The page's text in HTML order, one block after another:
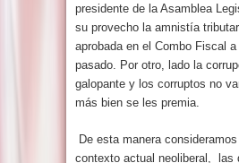
presidente de la Asamblea
su provecho la amnistía
aprobada en el Combo Fiscal
pasado. Por otro, lado la
galopante y los corruptos no
más bien se les premia.
De esta manera consideramos
contexto actual neoliberal, las